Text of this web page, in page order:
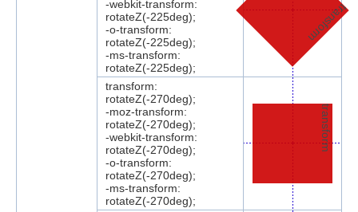
-webkit-transform:
rotateZ(-225deg);
-o-transform:
rotateZ(-225deg);
-ms-transform:
rotateZ(-225deg);
transform
transform:
rotateZ(-270deg);
-moz-transform:
rotateZ(-270deg);
-webkit-transform:
rotateZ(-270deg);
-o-transform:
rotateZ(-270deg);
-ms-transform:
rotateZ(-270deg);
transform